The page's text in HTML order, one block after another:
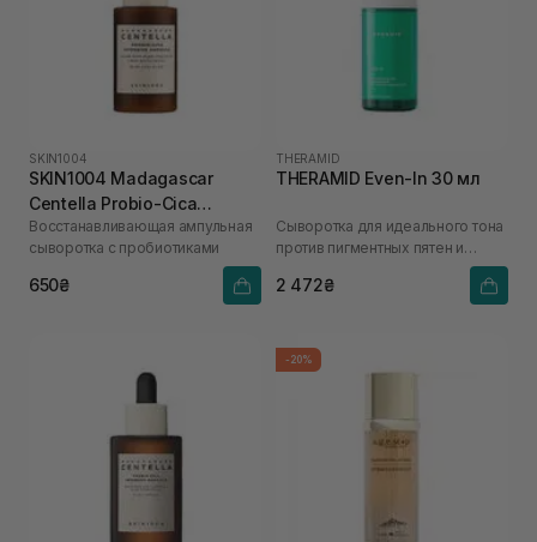
SKIN1004
SKIN1004 Madagascar
Centella Probio-Cica
Intensive Ampoule 30 мл
Восстанавливающая ампульная
сыворотка с пробиотиками
650₴
THERAMID
THERAMID Even-In 30 мл
Сыворотка для идеального тона
против пигментных пятен и
неравномерного цвета лица
2 472₴
-20%